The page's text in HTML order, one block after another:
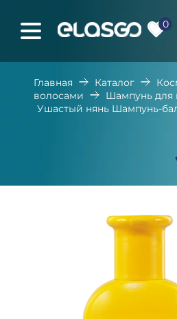
0
Главная Каталог
волосами
Шампунь для
Ушастый нянь Шампунь-